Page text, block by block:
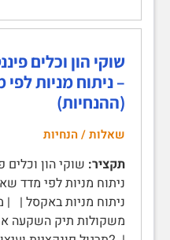
– ניתוח מניות
(ההנחיות)
שאלות / הנחיות
תקציר:
ניתוח מניות לפי מדד
משקולות תיק השקעה